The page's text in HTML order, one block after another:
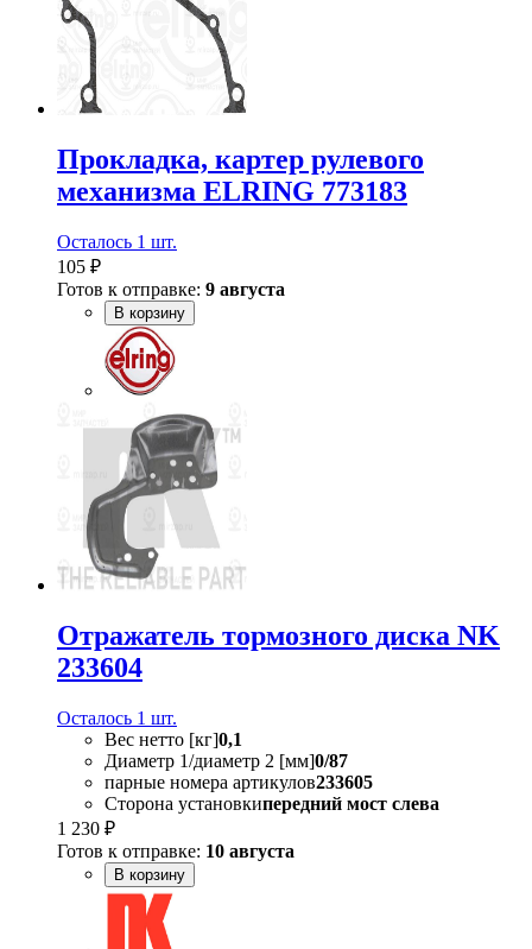
Прокладка, картер рулевого
механизма ELRING 773183
Осталось 1 шт.
105 ₽
Готов к отправке: 9 августа
В корзину
Отражатель тормозного диска NK
233604
Осталось 1 шт.
Вес нетто [кг]0,1
Диаметр 1/диаметр 2 [мм]0/87
парные номера артикулов233605
Сторона установкипередний мост слева
1 230 ₽
Готов к отправке: 10 августа
В корзину